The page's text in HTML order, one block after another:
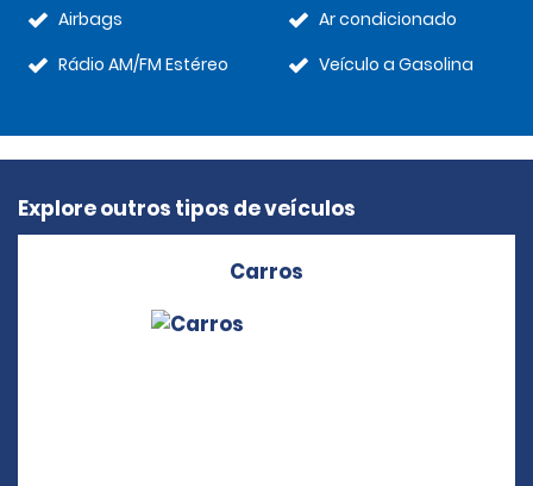
Airbags
Rádio AM/FM Estéreo
Ar condicionado
Veículo a Gasolina
Explore outros tipos de veículos
Carros